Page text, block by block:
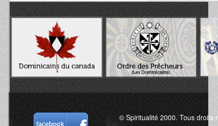
© Spiritualité 2000. Tous droits